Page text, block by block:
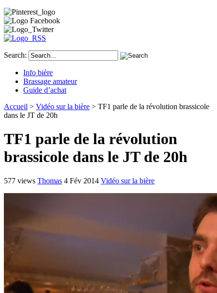
Search:
Info bière
Brassage amateur
Guide d’achat
Accueil > Vidéo sur la bière > TF1 parle de la révolution brassicole
dans le JT de 20h
TF1 parle de la révolution
brassicole dans le JT de 20h
577 views Thomas 4 Fév 2014 Vidéo sur la bière